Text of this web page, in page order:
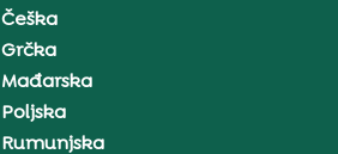
Češka
Grčka
Mađarska
Poljska
Rumunjska